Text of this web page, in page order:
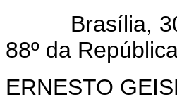
Brasília, 30
88º da
ERNESTO